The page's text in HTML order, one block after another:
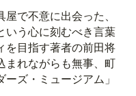
で不意に出会った、
いう心に刻むべき言葉
を目指す著者の前田将
れながらも無事、町
ズ・ミュージアム」